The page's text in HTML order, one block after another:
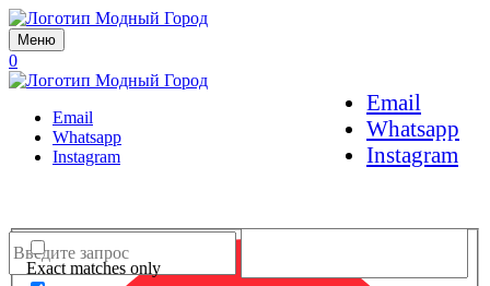
Меню
0
Email
Whatsapp
Instagram
Email
Whatsapp
Instagram
Exact matches only